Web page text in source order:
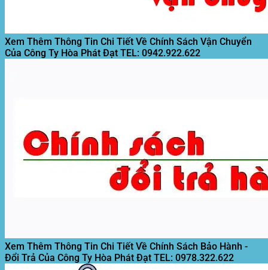
Xem Thêm Thông Tin Chi Tiết Về Chính Sách Vận Chuyển
Của Công Ty Hòa Phát Đạt TEL: 0942.922.622
Xem Thêm Thông Tin Chi Tiết Về Chính Sách Bảo Hành -
Đổi Trả Của Công Ty Hòa Phát Đạt TEL: 0978.322.622